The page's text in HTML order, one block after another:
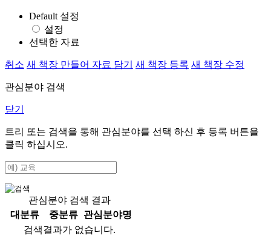
Default 설정
설정
선택한 자료
취소 새 책장 만들어 자료 담기 새 책장 등록 새 책장 수정
관심분야 검색
닫기
트리 또는 검색을 통해 관심분야를 선택 하신 후 등록 버튼을
클릭 하십시오.
관심분야 검색 결과
대분류
중분류
관심분야명
검색결과가 없습니다.